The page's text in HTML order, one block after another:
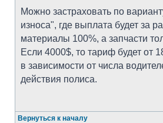
Можно застраховать по
износа", где выплата будет за
материалы 100%, а запчасти
Если 4000$, то тариф будет от
в зависимости от числа
действия полиса.
Вернуться к началу